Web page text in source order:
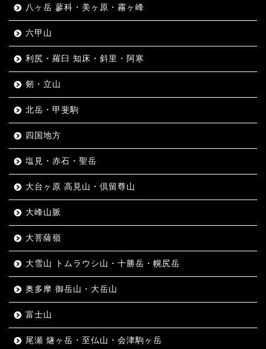
八ヶ岳 蓼科・美ヶ原・霧ヶ峰
六甲山
利尻・羅臼 知床・斜里・阿寒
剱・立山
北岳・甲斐駒
四国地方
塩見・赤石・聖岳
大台ヶ原 高見山・倶留尊山
大峰山脈
大菩薩嶺
大雪山 トムラウシ山・十勝岳・幌尻岳
奥多摩 御岳山・大岳山
富士山
尾瀬 燧ヶ岳・至仏山・会津駒ヶ岳